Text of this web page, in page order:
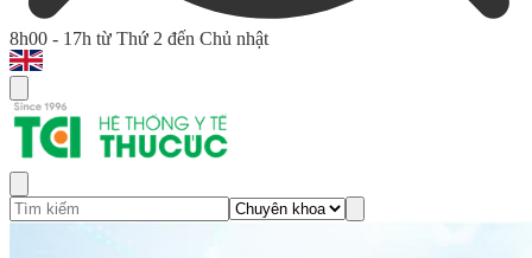
8h00 - 17h từ Thứ 2 đến Chủ nhật